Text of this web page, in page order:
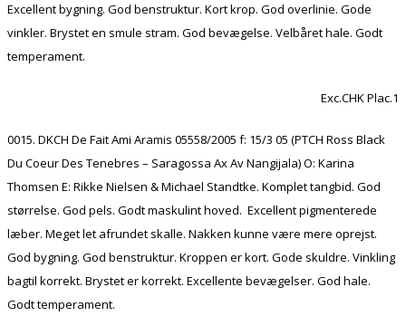
Excellent bygning. God benstruktur. Kort krop. God overlinie. Gode
vinkler. Brystet en smule stram. God bevægelse. Velbåret hale. Godt
temperament.
Exc.CHK Plac.1
0015. DKCH De Fait Ami Aramis 05558/2005 f: 15/3 05 (PTCH Ross Black
Du Coeur Des Tenebres – Saragossa Ax Av Nangijala) O: Karina
Thomsen E: Rikke Nielsen & Michael Standtke. Komplet tangbid. God
størrelse. God pels. Godt maskulint hoved. Excellent pigmenterede
læber. Meget let afrundet skalle. Nakken kunne være mere oprejst.
God bygning. God benstruktur. Kroppen er kort. Gode skuldre. Vinkling
bagtil korrekt. Brystet er korrekt. Excellente bevægelser. God hale.
Godt temperament.